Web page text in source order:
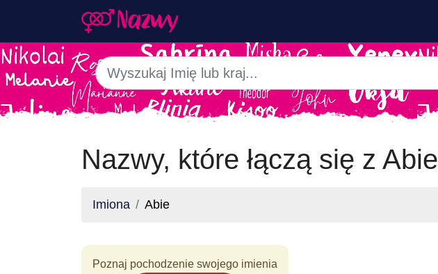
Nazwy, które łączą się z Abie
Imiona Abie
Poznaj pochodzenie swojego imienia